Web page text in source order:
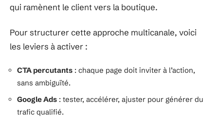
qui ramènent le client vers la boutique.
Pour structurer cette approche multicanale, voici
les leviers à activer :
CTA percutants : chaque page doit inviter à l’action,
sans ambiguïté.
Google Ads : tester, accélérer, ajuster pour générer du
trafic qualifié.